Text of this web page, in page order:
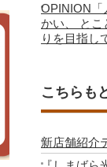
OPINION「
かい、 とこ
りを目指し
こちらも
新店舗紹介